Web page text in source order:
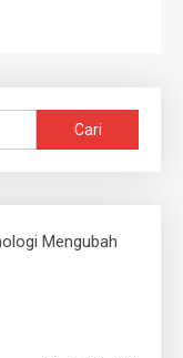
untuk:
Mengubah